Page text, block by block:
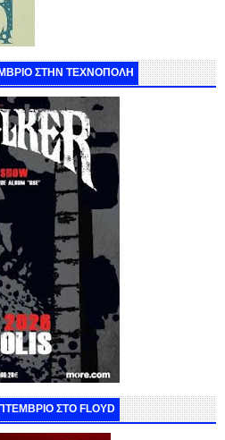
ΣΤΗΝ ΤΕΧΝΟΠΟΛΗ
ΣΤΟ FLOYD